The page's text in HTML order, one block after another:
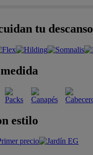
tu descanso
estilo